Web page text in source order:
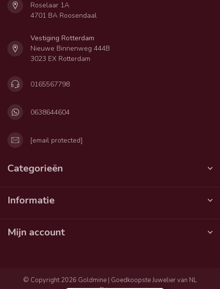
Roselaar 1A
4701 BA Roosendaal
Vestiging Rotterdam
Nieuwe Binnenweg 444B
3023 EX Rotterdam
0165567798
0638644604
[email protected]
Categorieën
Informatie
Mijn account
© Copyright 2026 Goldmine | Goedkoopste Juwelier van NL